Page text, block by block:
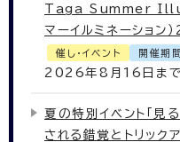
Taga Summer
マーイルミネーション）
催し・イベント 開催期間
2026年8月16日まで
夏の特別イベント「見
される錯覚とトリックア